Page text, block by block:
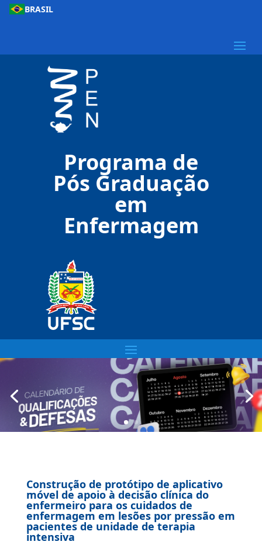
BRASIL
Programa de
Pós Graduação
em
Enfermagem
Construção de protótipo de aplicativo
móvel de apoio à decisão clínica do
enfermeiro para os cuidados de
enfermagem em lesões por pressão em
pacientes de unidade de terapia
intensiva